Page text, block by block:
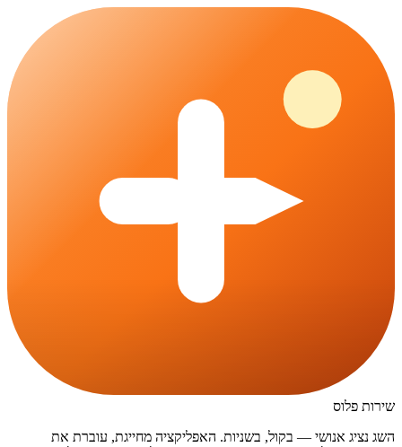
שירות פלוס
השג נציג אנושי — בקול, בשניות. האפליקציה מחייגת, עוברת את